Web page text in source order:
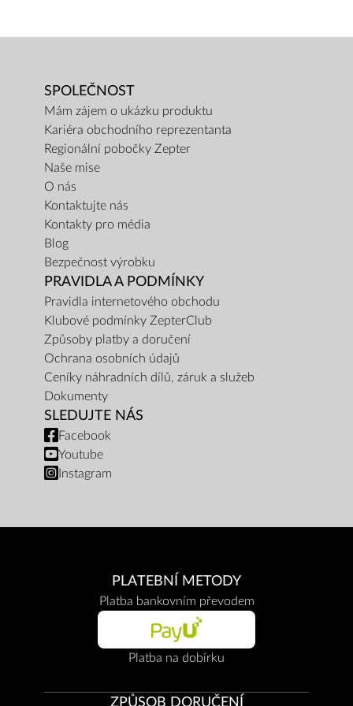
SPOLEČNOST
Mám zájem o ukázku produktu
Kariéra obchodního reprezentanta
Regionální pobočky Zepter
Naše mise
O nás
Kontaktujte nás
Kontakty pro média
Blog
Bezpečnost výrobku
PRAVIDLA A PODMÍNKY
Pravidla internetového obchodu
Klubové podmínky ZepterClub
Způsoby platby a doručení
Ochrana osobních údajů
Ceníky náhradních dílů, záruk a služeb
Dokumenty
SLEDUJTE NÁS
Facebook
Youtube
Instagram
PLATEBNÍ METODY
Platba bankovním převodem
Platba na dobírku
ZPŮSOB DORUČENÍ